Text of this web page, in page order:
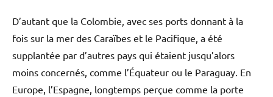
D’autant que la Colombie, avec ses ports donnant à la
fois sur la mer des Caraïbes et le Pacifique, a été
supplantée par d’autres pays qui étaient jusqu’alors
moins concernés, comme l’Équateur ou le Paraguay. En
Europe, l’Espagne, longtemps perçue comme la porte